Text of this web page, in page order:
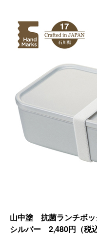
山中塗 抗菌ランチボ
シルバー 2,480円（税込